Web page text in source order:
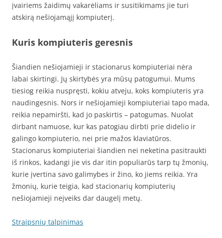
įvairiems žaidimų vakarėliams ir susitikimams jie turi
atskirą nešiojamąjį kompiuterį.
Kuris kompiuteris geresnis
Šiandien nešiojamieji ir stacionarus kompiuteriai nėra
labai skirtingi. Jų skirtybės yra mūsų patogumui. Mums
tiesiog reikia nuspręsti, kokiu atveju, koks kompiuteris yra
naudingesnis. Nors ir nešiojamieji kompiuteriai tapo mada,
reikia nepamiršti, kad jo paskirtis – patogumas. Nuolat
dirbant namuose, kur kas patogiau dirbti prie didelio ir
galingo kompiuterio, nei prie mažos klaviatūros.
Stacionarus kompiuteriai šiandien nei neketina pasitraukti
iš rinkos, kadangi jie vis dar itin populiarūs tarp tų žmonių,
kurie įvertina savo galimybes ir žino, ko jiems reikia. Yra
žmonių, kurie teigia, kad stacionarių kompiuterių
nešiojamieji neįveiks dar daugelį metų.
Straipsnių talpinimas